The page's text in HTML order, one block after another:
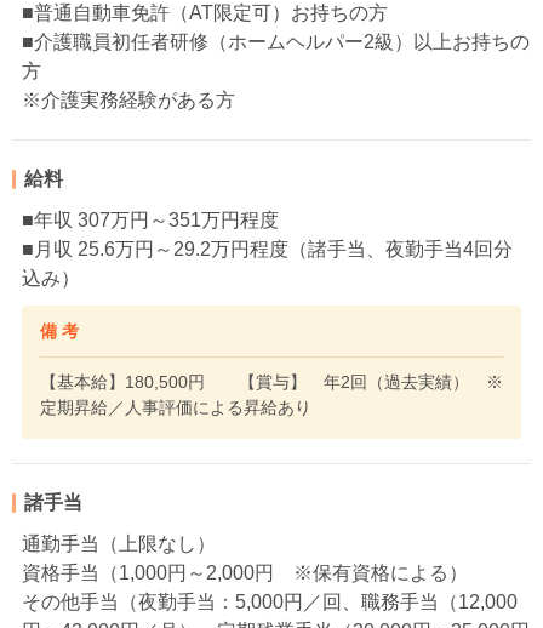
■普通自動車免許（AT限定可）お持ちの方
■介護職員初任者研修（ホームヘルパー2級）以上お持ちの
方
※介護実務経験がある方
給料
■年収 307万円～351万円程度
■月収 25.6万円～29.2万円程度（諸手当、夜勤手当4回分
込み）
備 考
【基本給】180,500円 【賞与】 年2回（過去実績） ※
定期昇給／人事評価による昇給あり
諸手当
通勤手当（上限なし）
資格手当（1,000円～2,000円 ※保有資格による）
その他手当（夜勤手当：5,000円／回、職務手当（12,000